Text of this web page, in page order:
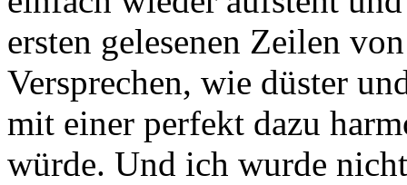
ersten gelesenen Zeilen
Versprechen, wie düster
mit einer perfekt dazu
würde. Und ich wurde